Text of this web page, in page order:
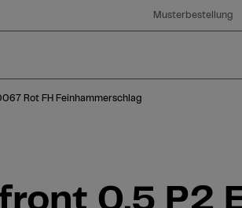
Musterbestellung
Rot FH Feinhammerschlag
0,5 P2